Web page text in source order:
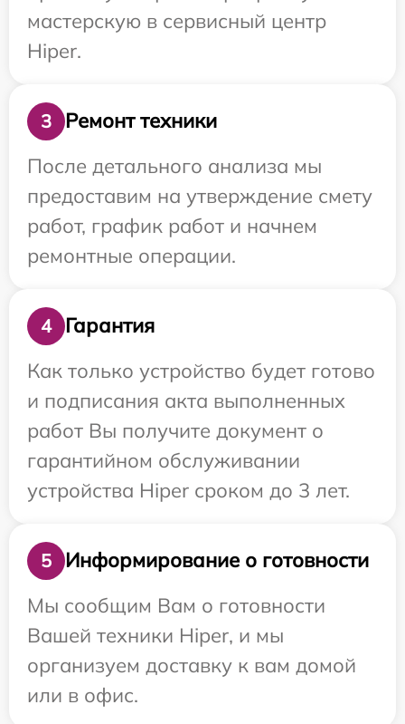
мастерскую в сервисный центр
Hiper.
3
Ремонт техники
После детального анализа мы
предоставим на утверждение смету
работ, график работ и начнем
ремонтные операции.
4
Гарантия
Как только устройство будет готово
и подписания акта выполненных
работ Вы получите документ о
гарантийном обслуживании
устройства Hiper сроком до 3 лет.
5
Информирование о готовности
Мы сообщим Вам о готовности
Вашей техники Hiper, и мы
организуем доставку к вам домой
или в офис.